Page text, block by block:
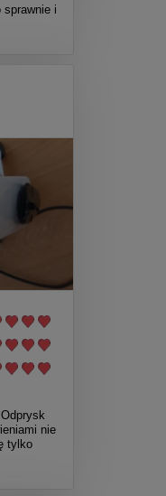
i
nie
tylko